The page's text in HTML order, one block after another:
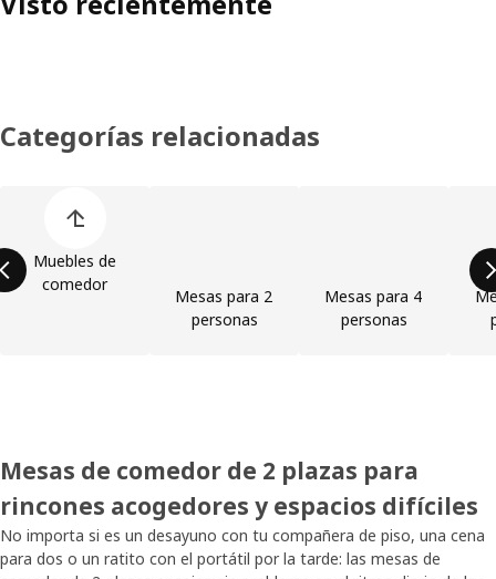
Categorías relacionadas
Muebles de
comedor
Mesas para 2
personas
Mesas para 4
personas
Mesas de comedor de 2 plazas para
rincones acogedores y espacios difíciles
No importa si es un desayuno con tu compañera de piso, una cena
para dos o un ratito con el portátil por la tarde: las mesas de